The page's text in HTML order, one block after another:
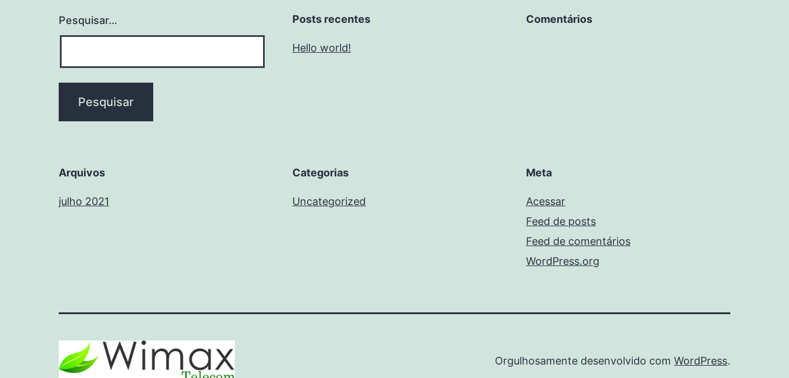
Pesquisar… Posts recentes
Hello world!
Comentários
Arquivos
julho 2021
Categorias
Uncategorized
Meta
Acessar
Feed de posts
Feed de comentários
WordPress.org
Orgulhosamente desenvolvido com WordPress.